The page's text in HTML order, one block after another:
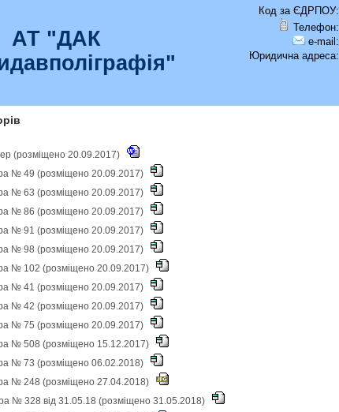
АТ "ДАК
Код за ЄДРПОУ:
Телефон:
e-mail:
Юридична адреса:
(розміщено 20.09.2017)
№ 49 (розміщено 20.09.2017)
№ 63 (розміщено 20.09.2017)
№ 86 (розміщено 20.09.2017)
№ 91 (розміщено 20.09.2017)
№ 98 (розміщено 20.09.2017)
№ 102 (розміщено 20.09.2017)
№ 41 (розміщено 20.09.2017)
№ 42 (розміщено 20.09.2017)
№ 75 (розміщено 20.09.2017)
№ 508 (розміщено 15.12.2017)
№ 73 (розміщено 06.02.2018)
№ 248 (розміщено 27.04.2018)
№ 328 від 31.05.18 (розміщено 31.05.2018)